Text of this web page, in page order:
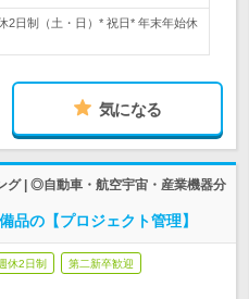
2日制（土・日）* 祝日* 年末年始休
気になる
グ | ◎自動車・航空宇宙・産業機器分
品の【プロジェクト管理】
休2日制 第二新卒歓迎